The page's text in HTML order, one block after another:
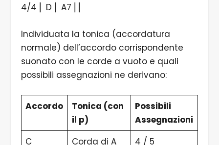
4/4 ⎜ D ⎜ A7 ⎜⎜
Individuata la tonica (accordatura
normale) dell’accordo corrispondente
suonato con le corde a vuoto e quali
possibili assegnazioni ne derivano:
Accordo
Tonica (con
il p)
Possibili
Assegnazioni
C
Corda di A
4 / 5